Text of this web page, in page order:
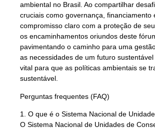
ambiental no Brasil. Ao compartilhar
cruciais como governança,
compromisso claro com a proteção de
os encaminhamentos oriundos deste
pavimentando o caminho para uma
as necessidades de um futuro
vital para que as políticas ambientais se
sustentável.
Perguntas frequentes (FAQ)
1. O que é o Sistema Nacional de
O Sistema Nacional de Unidades de